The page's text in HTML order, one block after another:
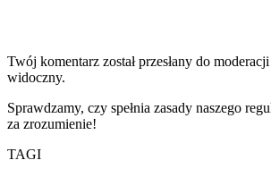
Twój komentarz został przesłany do
widoczny.
Sprawdzamy, czy spełnia zasady naszego
za zrozumienie!
TAGI